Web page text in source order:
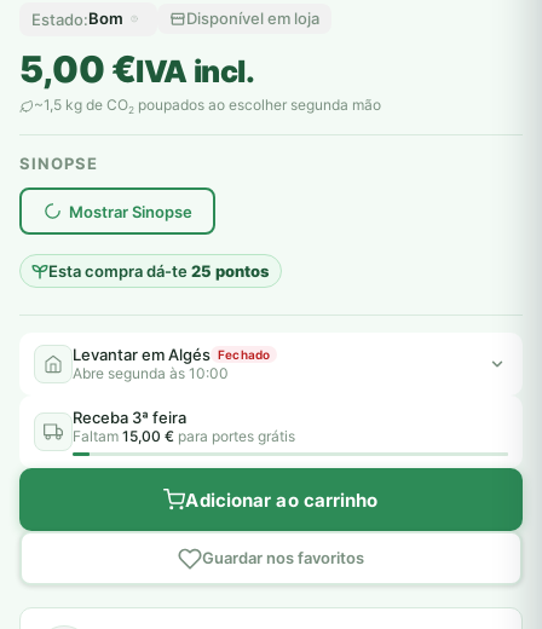
Estado:Bom Disponível em loja
5,00€IVA incl.
~1,5 kg de CO2 poupados ao escolher segunda mão
SINOPSE
Mostrar Sinopse
Esta compra dá-te25 pontos
plantar árvores reais
Levantar em Algés Fechado
Abre segunda às 10:00
Receba 3ª feira
Faltam 15,00 € para portes grátis
Adicionar ao carrinho
Guardar nos favoritos